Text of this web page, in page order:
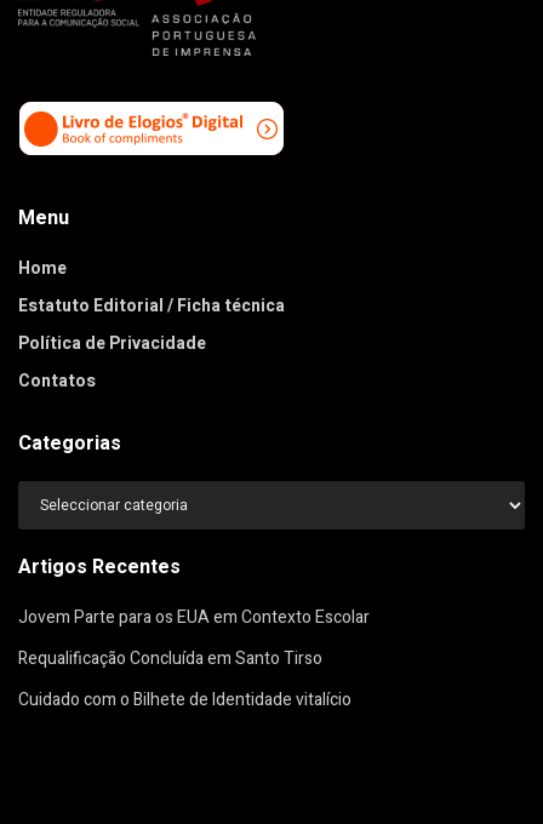
Menu
Home
Estatuto Editorial / Ficha técnica
Política de Privacidade
Contatos
Categorias
Categorias
Artigos Recentes
Jovem Parte para os EUA em Contexto Escolar
Requalificação Concluída em Santo Tirso
Cuidado com o Bilhete de Identidade vitalício